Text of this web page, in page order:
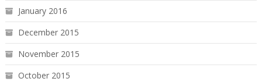
January 2016
December 2015
November 2015
October 2015